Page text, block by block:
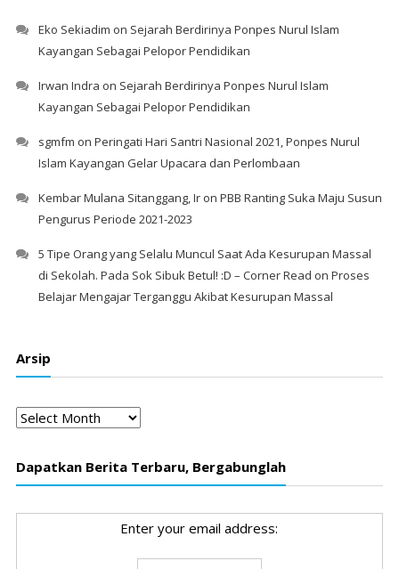
Eko Sekiadim on Sejarah Berdirinya Ponpes Nurul Islam
Kayangan Sebagai Pelopor Pendidikan
Irwan Indra on Sejarah Berdirinya Ponpes Nurul Islam
Kayangan Sebagai Pelopor Pendidikan
sgmfm on Peringati Hari Santri Nasional 2021, Ponpes Nurul
Islam Kayangan Gelar Upacara dan Perlombaan
Kembar Mulana Sitanggang, Iron PBB Ranting Suka Maju Susun
Pengurus Periode 2021-2023
5 Tipe Orang yang Selalu Muncul Saat Ada Kesurupan Massal
di Sekolah. Pada Sok Sibuk Betul! :D – Corner Read on Proses
Belajar Mengajar Terganggu Akibat Kesurupan Massal
Arsip
Arsip
Dapatkan Berita Terbaru, Bergabunglah
Enter your email address: